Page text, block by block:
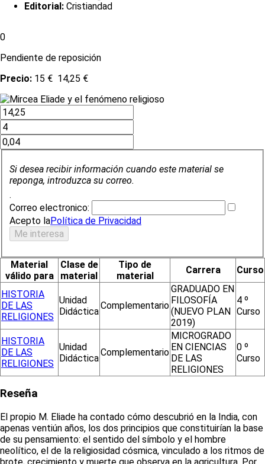
Editorial: Cristiandad
0
Pendiente de reposición
Precio: 15 € 14,25 €
Si desea recibir información cuando este material se
reponga, introduzca su correo.
.
Correo electronico:
Acepto laPolítica de Privacidad
Material
válido para
Clase de
material
Tipo de
material
Carrera Curso
HISTORIA
DE LAS
RELIGIONES
Unidad
Didáctica
Complementario
GRADUADO EN
FILOSOFÍA
(NUEVO PLAN
2019)
4 º
Curso
HISTORIA
DE LAS
RELIGIONES
Unidad
Didáctica
Complementario
MICROGRADO
EN CIENCIAS
DE LAS
RELIGIONES
0 º
Curso
Reseña
El propio M. Eliade ha contado cómo descubrió en la India, con
apenas ventiún años, los dos principios que constituirían la base
de su pensamiento: el sentido del símbolo y el hombre
neolítico, el de la religiosidad cósmica, vinculado a los ritmos de